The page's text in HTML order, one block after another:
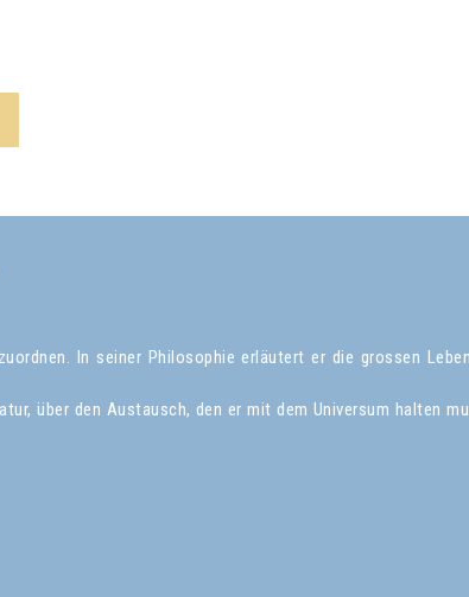
In seiner Philosophie erläutert er die grossen
über den Austausch, den er mit dem Universum halten